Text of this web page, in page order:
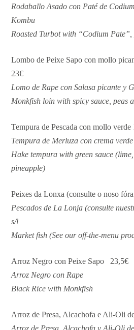
Rodaballo Asado con Paté de
Kombu
Roasted Turbot with “Codium
Lombo de Peixe Sapo con mollo
23€
Lomo de Rape con Salasa picante y
Monkfish loin with spicy sauce, peas
Tempura de Pescada con mollo verde
Tempura de Merluza con crema verde
Hake tempura with green sauce
pineapple)
Peixes da Lonxa (consulte o noso
Pescados de La Lonja (consulte
s/l
Market fish (See our off-the-menu
Arroz Negro con Peixe Sapo 23,5€
Arroz Negro con Rape
Black Rice with Monkfish
Arroz de Presa, Alcachofa e Ali-Oli
Arroz de Presa, Alcachofa y Ali-Oli